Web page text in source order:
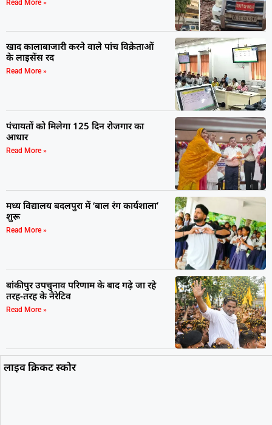
Read More »
खाद कालाबाजारी करने वाले पांच विक्रेताओं
के लाइसेंस रद
Read More »
पंचायतों को मिलेगा 125 दिन रोजगार का
आधार
Read More »
मध्य विद्यालय बदलपुरा में ‘बाल रंग कार्यशाला’
शुरू
Read More »
बांकीपुर उपचुनाव परिणाम के बाद गढ़े जा रहे
तरह-तरह के नैरेटिव
Read More »
लाइव क्रिकट स्कोर